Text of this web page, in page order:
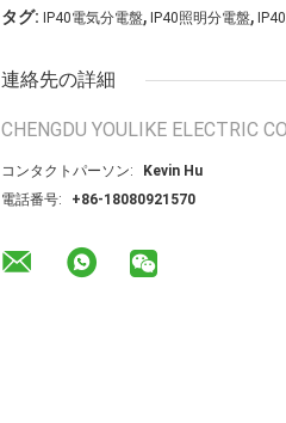
タグ: IP40電気分電盤, IP40照明分電盤,
連絡先の詳細
CHENGDU YOULIKE ELECTRIC
コンタクトパーソン:
Kevin Hu
電話番号:
+86-18080921570